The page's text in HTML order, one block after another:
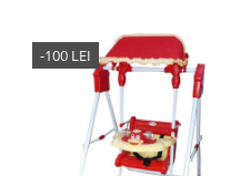
-100 LEI